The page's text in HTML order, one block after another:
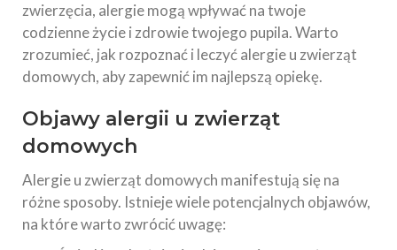
zwierzęcia, alergie mogą wpływać na twoje
codzienne życie i zdrowie twojego pupila. Warto
zrozumieć, jak rozpoznać i leczyć alergie u zwierząt
domowych, aby zapewnić im najlepszą opiekę.
Objawy alergii u zwierząt
domowych
Alergie u zwierząt domowych manifestują się na
różne sposoby. Istnieje wiele potencjalnych objawów,
na które warto zwrócić uwagę: